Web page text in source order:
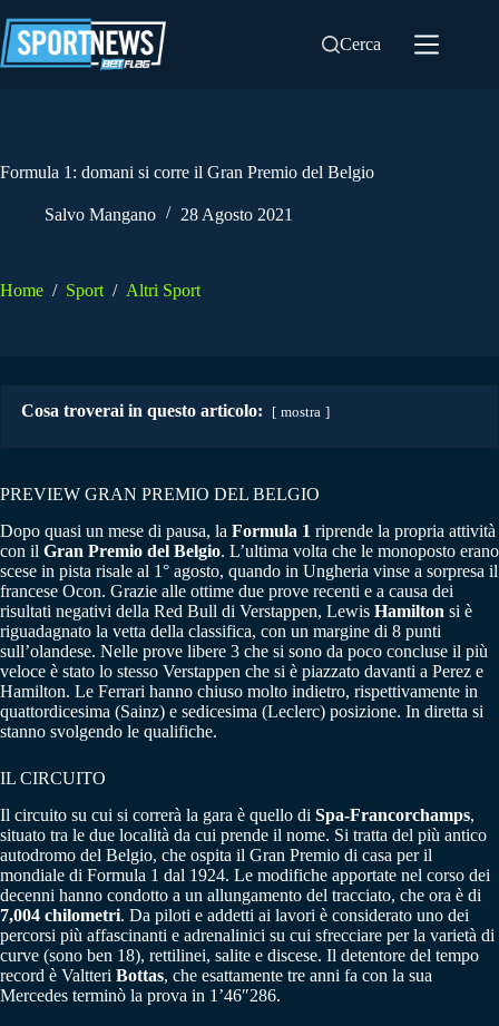
al
contenuto
Cerca
Formula 1: domani si corre il Gran Premio del Belgio
Salvo Mangano 28 Agosto 2021
Home / Sport / Altri Sport
Cosa troverai in questo articolo: mostra
PREVIEW GRAN PREMIO DEL BELGIO
Dopo quasi un mese di pausa, la Formula 1 riprende la propria attività
con il Gran Premio del Belgio. L’ultima volta che le monoposto erano
scese in pista risale al 1° agosto, quando in Ungheria vinse a sorpresa il
francese Ocon. Grazie alle ottime due prove recenti e a causa dei
risultati negativi della Red Bull di Verstappen, Lewis Hamilton si è
riguadagnato la vetta della classifica, con un margine di 8 punti
sull’olandese. Nelle prove libere 3 che si sono da poco concluse il più
veloce è stato lo stesso Verstappen che si è piazzato davanti a Perez e
Hamilton. Le Ferrari hanno chiuso molto indietro, rispettivamente in
quattordicesima (Sainz) e sedicesima (Leclerc) posizione. In diretta si
stanno svolgendo le qualifiche.
IL CIRCUITO
Il circuito su cui si correrà la gara è quello di Spa-Francorchamps,
situato tra le due località da cui prende il nome. Si tratta del più antico
autodromo del Belgio, che ospita il Gran Premio di casa per il
mondiale di Formula 1 dal 1924. Le modifiche apportate nel corso dei
decenni hanno condotto a un allungamento del tracciato, che ora è di
7,004 chilometri. Da piloti e addetti ai lavori è considerato uno dei
percorsi più affascinanti e adrenalinici su cui sfrecciare per la varietà di
curve (sono ben 18), rettilinei, salite e discese. Il detentore del tempo
record è Valtteri Bottas, che esattamente tre anni fa con la sua
Mercedes terminò la prova in 1’46″286.